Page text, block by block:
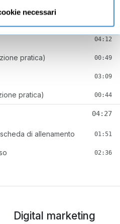
necessari
estensione del bacino
04:12
pratica) 00:49
03:09
pratica) 00:44
04:27
di allenamento 01:51
02:36
Digital marketing